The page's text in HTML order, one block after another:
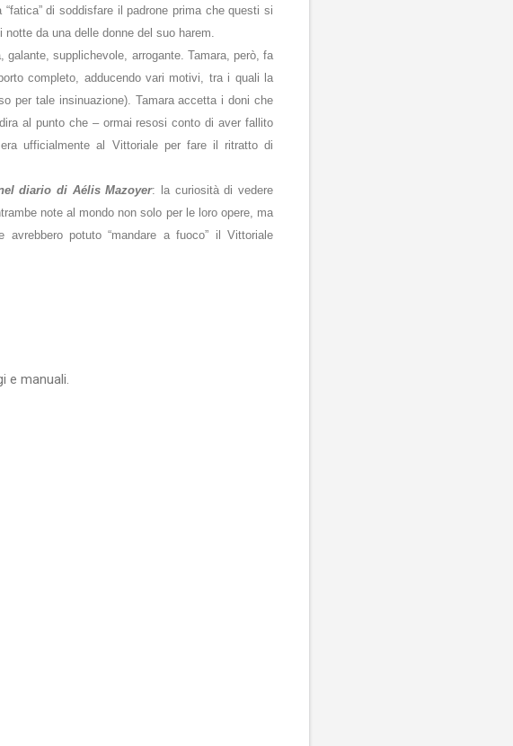
di soddisfare il padrone prima che questi si
da una delle donne del suo harem.
supplichevole, arrogante. Tamara, però, fa
completo, adducendo vari motivi, tra i quali la
per tale insinuazione). Tamara accetta i doni che
al punto che – ormai resosi conto di aver fallito
ufficialmente al Vittoriale per fare il ritratto di
diario di Aélis Mazoyer: la curiosità di vedere
note al mondo non solo per le loro opere, ma
potuto “mandare a fuoco” il Vittoriale
e manuali.